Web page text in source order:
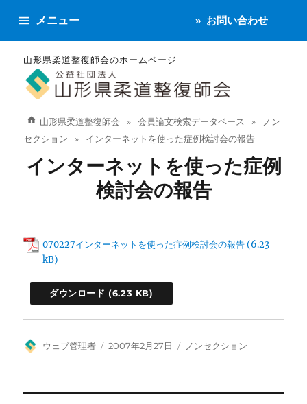
山形県柔道整復師会のホームページ
メニュー お問い合わせ
山形県柔道整復師会 会員論文検索データベース
ノン
セクション
インターネットを使った症例検討会の報告
インターネットを使った症例
検討会の報告
070227インターネットを使った症例検討会の報告
ダウンロード
投
ウェブ管理者
投
2007年2月27日
カ
ノンセクション